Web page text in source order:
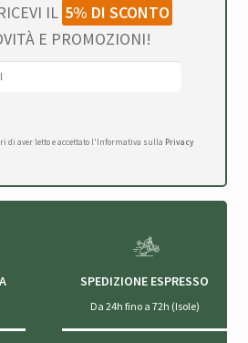
IL 5% DI SCONTO
E PROMOZIONI!
di aver letto e accettato l'Informativa sulla Privacy
SPEDIZIONE ESPRESSO
Da 24h fino a 72h (Isole)